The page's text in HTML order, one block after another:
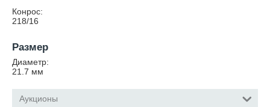
Конрос:
218/16
Размер
Диаметр:
21.7 мм
Аукционы